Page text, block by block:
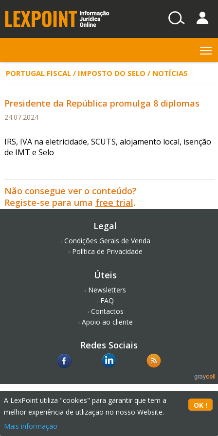
PORTUGAL FISCAL / IMPOSTO DO SELO / NOTÍCIAS
Presidente da República promulga 8 diplomas
24.07.2024
IRS, IVA na eletricidade, SCUTS, alojamento local, isenção
de IMT e Selo
Não consegue ver o conteúdo?
Registe-se para uma free trial.
Legal
Condições Gerais de Venda
Política de Privacidade
Úteis
Newsletters
FAQ
Contactos
Apoio ao cliente
Redes Sociais
A LexPoint utiliza "cookies" para garantir que tem a
melhor experiência de utlização no nosso Website.
Mais informação